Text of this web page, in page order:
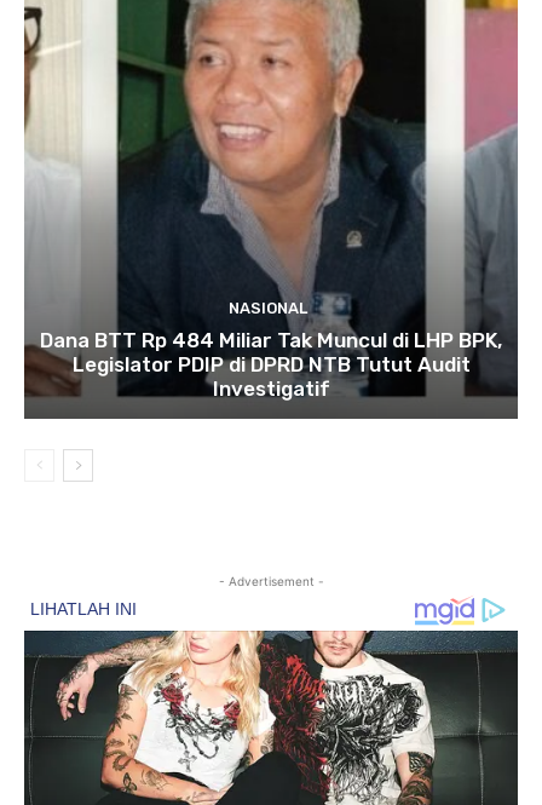
NASIONAL
Dana BTT Rp 484 Miliar Tak Muncul di LHP BPK,
Legislator PDIP di DPRD NTB Tutut Audit
Investigatif
- Advertisement -